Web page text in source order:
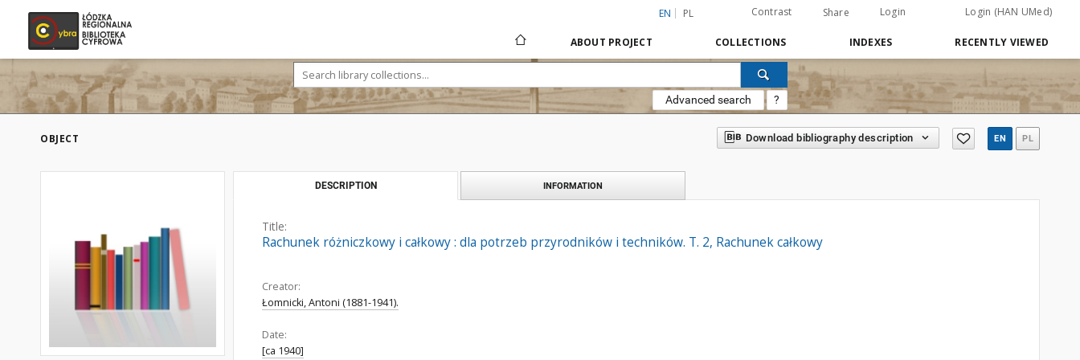
EN PL Contrast Share Login Login (HAN UMed)
ABOUT PROJECT COLLECTIONS INDEXES RECENTLY VIEWED
Advanced search ?
OBJECT Download bibliography description EN PL
DESCRIPTION INFORMATION
Title:
Rachunek różniczkowy i całkowy : dla potrzeb przyrodników i techników. T. 2, Rachunek całkowy
Creator:
Łomnicki, Antoni (1881-1941).
Date:
[ca 1940]